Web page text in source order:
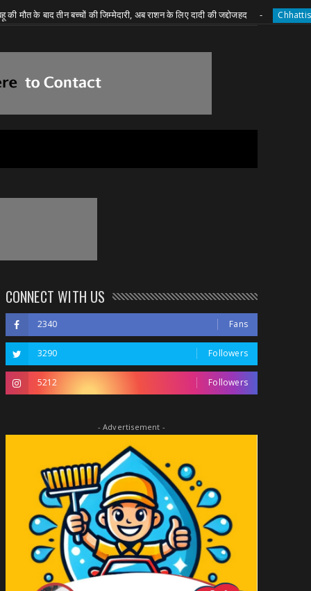
बाद तीन बच्चों की जिम्मेदारी, अब राशन के लिए दादी की जद्दोजहद Chhattisgarh
CONNECT WITH US
2340 Fans
3290 Followers
5212 Followers
- Advertisement -